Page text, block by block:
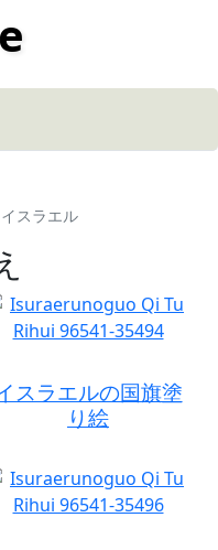
イスラエル
スラエルの国旗塗
り絵